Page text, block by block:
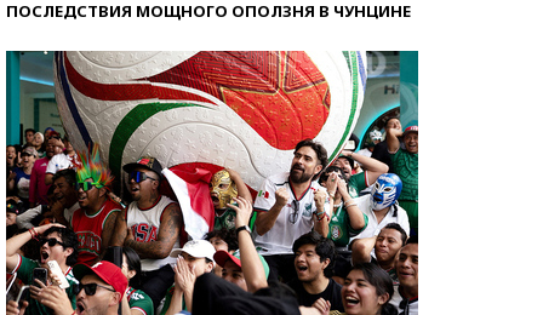
ПОСЛЕДСТВИЯ МОЩНОГО ОПОЛЗНЯ В ЧУНЦИНЕ